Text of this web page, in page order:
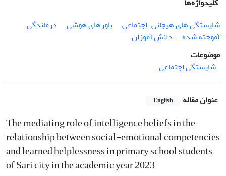
شایستگی های هیجانی-اجتماعی
باورهای هوشی
درماندگی
آموخته شده
دانش آموزان
موضوعات
شایستگی اجتماعی
عنوان مقاله English
The mediating role of intelligence beliefs in the
relationship between social-emotional competencies
and learned helplessness in primary school students
of Sari city in the academic year 2023